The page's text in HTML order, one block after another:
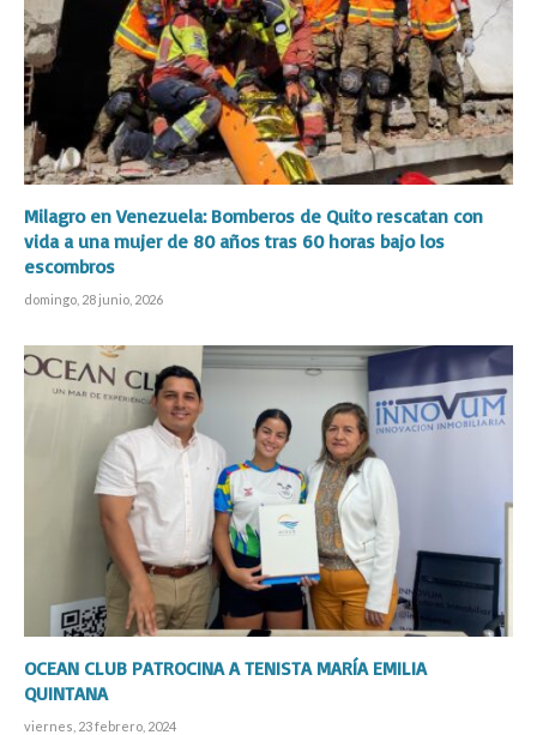
Milagro en Venezuela: Bomberos de Quito rescatan con
vida a una mujer de 80 años tras 60 horas bajo los
escombros
domingo, 28 junio, 2026
OCEAN CLUB PATROCINA A TENISTA MARÍA EMILIA
QUINTANA
viernes, 23 febrero, 2024